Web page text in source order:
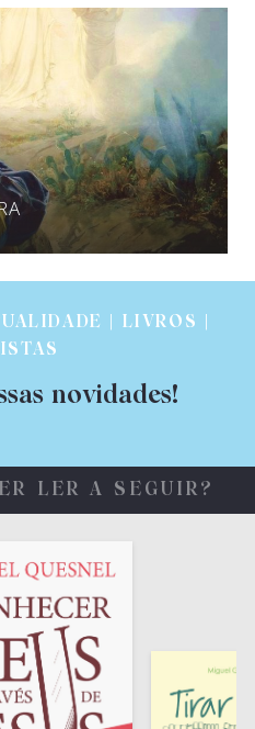
| LIVROS |
novidades!
LER A SEGUIR?